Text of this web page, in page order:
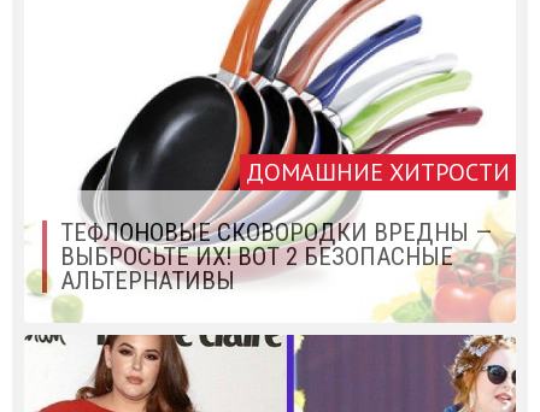
ДОМАШНИЕ ХИТРОСТИ
ТЕФЛОНОВЫЕ СКОВОРОДКИ ВРЕДНЫ —
ВЫБРОСЬТЕ ИХ! ВОТ 2 БЕЗОПАСНЫЕ
АЛЬТЕРНАТИВЫ